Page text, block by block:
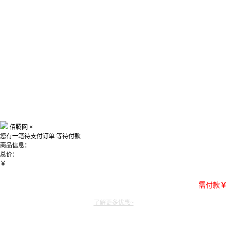
佰腾网 ×
您有一笔待支付订单 等待付款
商品信息：
总价：
￥
需付款￥
了解更多优惠~